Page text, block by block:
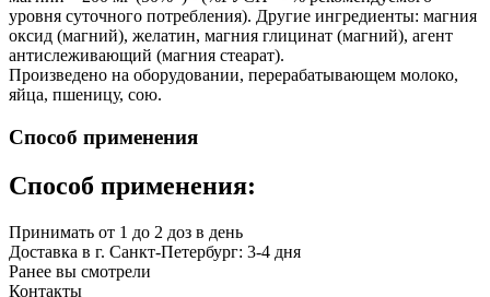
уровня суточного потребления). Другие ингредиенты: магния
оксид (магний), желатин, магния глицинат (магний), агент
антислеживающий (магния стеарат).
Произведено на оборудовании, перерабатывающем молоко,
яйца, пшеницу, сою.
Способ применения
Способ применения:
Принимать от 1 до 2 доз в день
Доставка в г. Санкт-Петербург: 3-4 дня
Ранее вы смотрели
Контакты